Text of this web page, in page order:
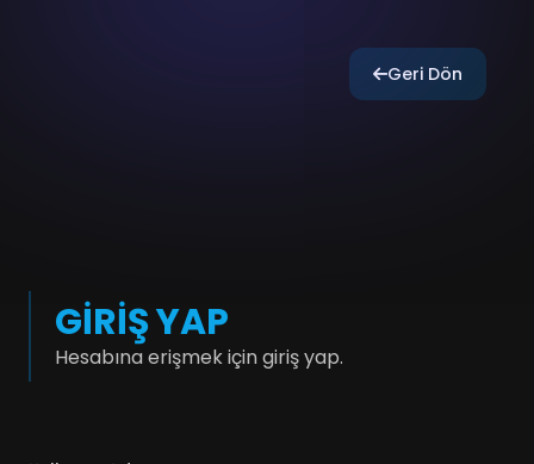
Geri Dön
GIRIŞ YAP
Hesabına erişmek için giriş yap.